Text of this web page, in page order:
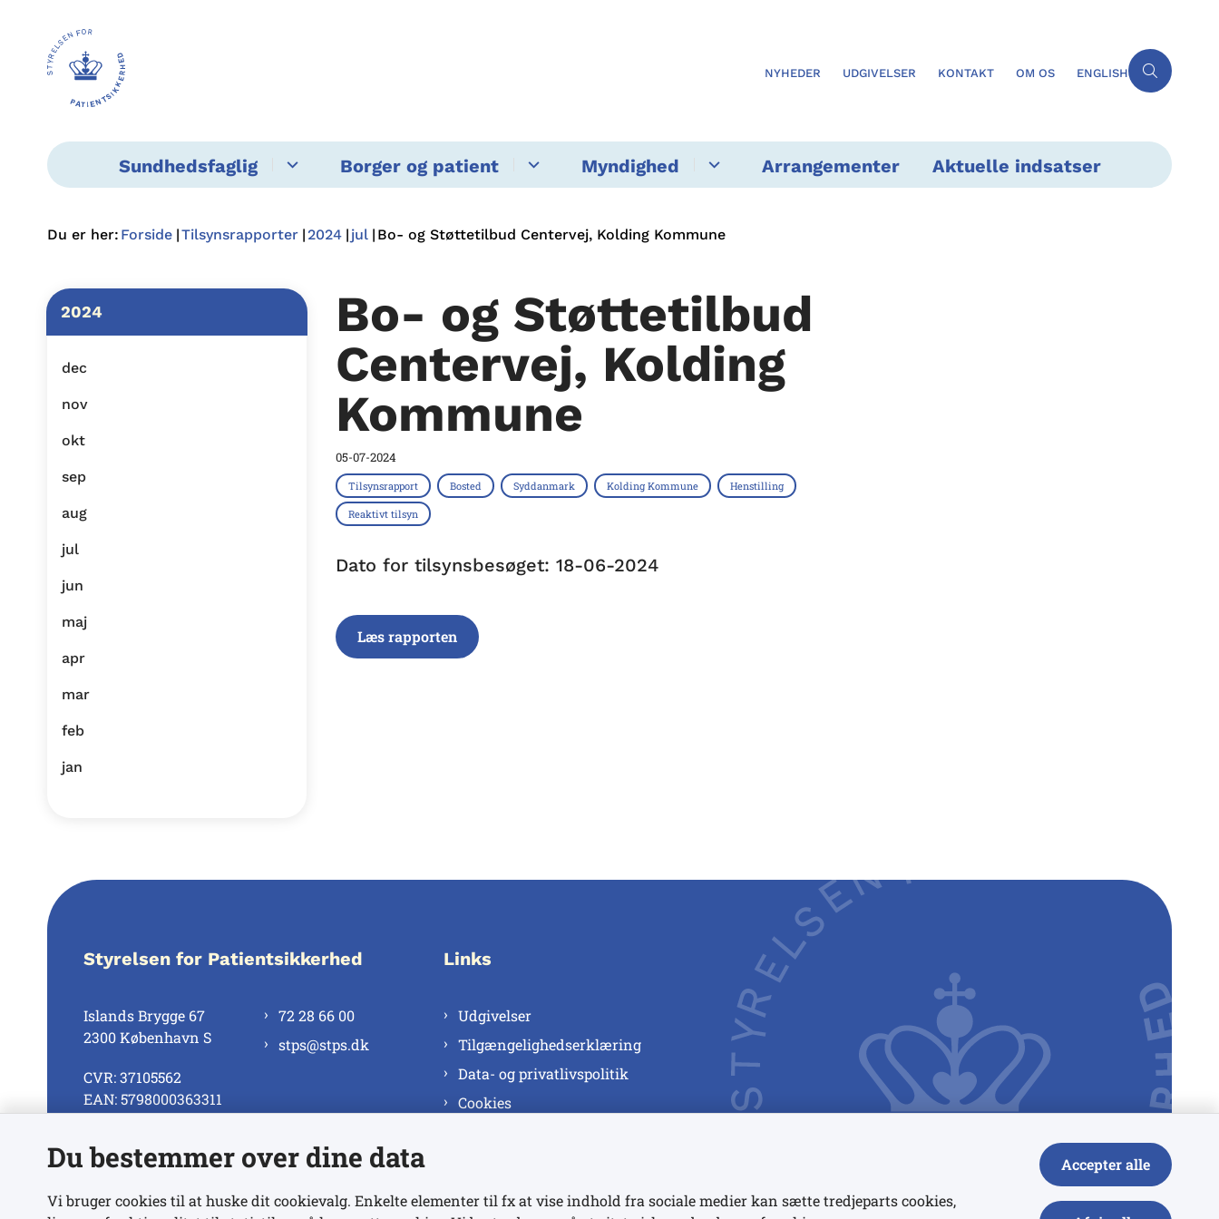
NYHEDER UDGIVELSER KONTAKT OM OS ENGLISH
Sundhedsfaglig Borger og patient Myndighed Arrangementer Aktuelle indsatser
Du er her: Forside Tilsynsrapporter 2024 jul Bo- og Støttetilbud Centervej, Kolding Kommune
2024
dec
nov
okt
sep
aug
jul
jun
maj
apr
mar
feb
jan
Bo- og Støttetilbud
Centervej, Kolding
Kommune
05-07-2024
Tilsynsrapport Bosted Syddanmark Kolding Kommune Henstilling
Reaktivt tilsyn
Dato for tilsynsbesøget: 18-06-2024
Læs rapporten
Styrelsen for Patientsikkerhed
Islands Brygge 67
2300 København S
CVR: 37105562
EAN: 5798000363311
72 28 66 00
stps@stps.dk
Se alle kontaktnumre
Links
Udgivelser
Tilgængelighedserklæring
Data- og privatlivspolitik
Cookies
Du bestemmer over dine data
Vi bruger cookies til at huske dit cookievalg. Enkelte elementer til fx at vise indhold fra sociale medier kan sætte tredjeparts cookies,
Accepter alle